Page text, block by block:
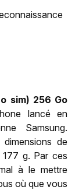
sim) 256 Go
lancé en
Samsung.
dimensions de
g. Par ces
à le mettre
où que vous